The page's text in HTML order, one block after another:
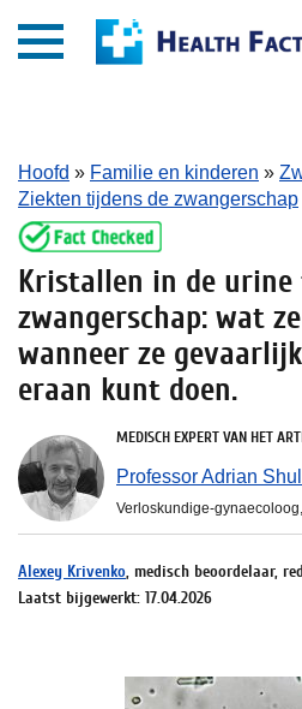
Hoofd » Familie en kinderen »
Ziekten tijdens de zwangerschap
Kristallen in de urine
zwangerschap: wat
wanneer ze
eraan kunt doen.
MEDISCH EXPERT VAN HET
Professor Adrian
Verloskundige-
Alexey Krivenko, medisch beoordelaar,
Laatst bijgewerkt: 17.04.2026